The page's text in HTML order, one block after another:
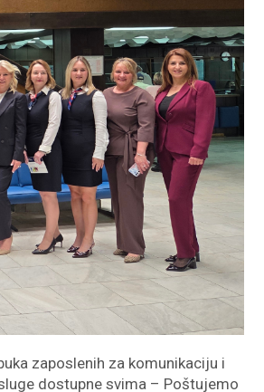
zaposlenih za komunikaciju i
dostupne svima – Poštujemo